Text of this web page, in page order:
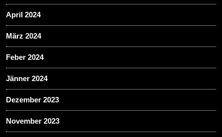
April 2024
März 2024
Feber 2024
Jänner 2024
Dezember 2023
November 2023